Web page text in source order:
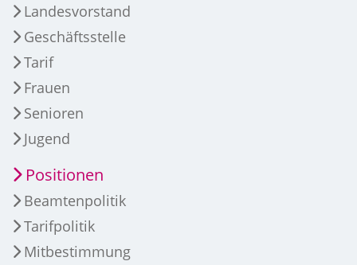
Landesvorstand
Geschäftsstelle
Tarif
Frauen
Senioren
Jugend
Positionen
Beamtenpolitik
Tarifpolitik
Mitbestimmung